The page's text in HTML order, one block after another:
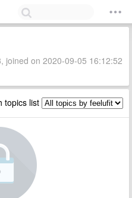
joined on 2020-09-05 16:12:52
topics list